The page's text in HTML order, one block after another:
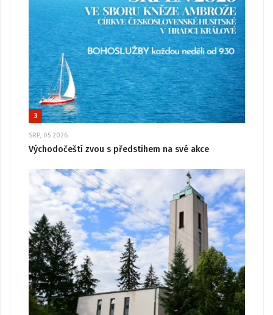
3
SRP, 05 2026
Východočeští zvou s předstihem na své akce